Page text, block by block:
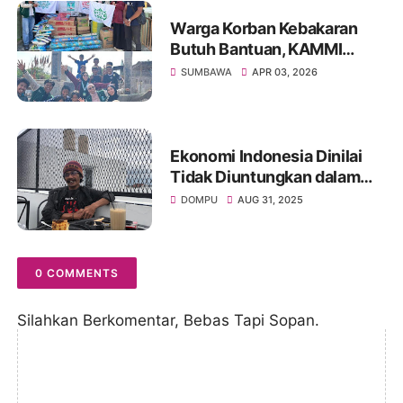
Warga Korban Kebakaran
Butuh Bantuan, KAMMI
Sumbawa Respon Cepat
SUMBAWA APR 03, 2026
Ekonomi Indonesia Dinilai
Tidak Diuntungkan dalam
Perjanjian dengan Amerika,
DOMPU AUG 31, 2025
0 COMMENTS
Silahkan Berkomentar, Bebas Tapi Sopan.